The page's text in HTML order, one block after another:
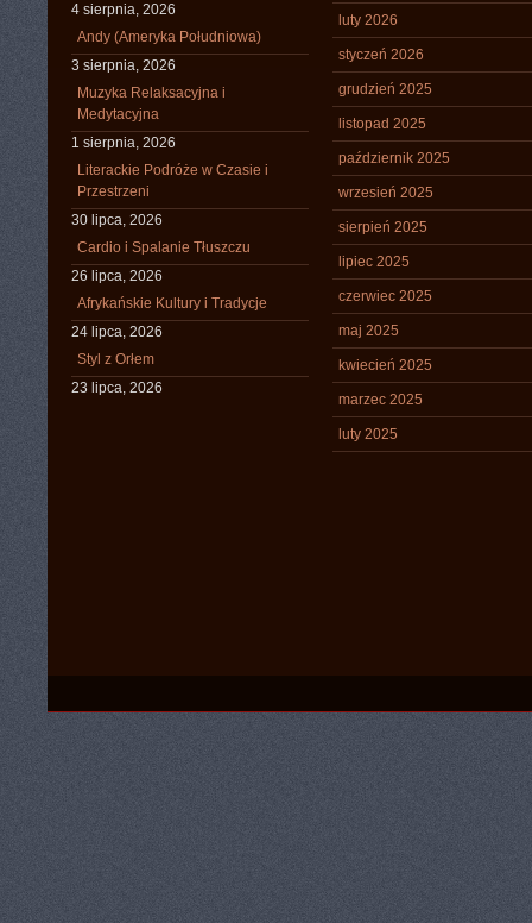
4 sierpnia, 2026
Andy (Ameryka Południowa)
3 sierpnia, 2026
Muzyka Relaksacyjna i
Medytacyjna
1 sierpnia, 2026
Literackie Podróże w Czasie i
Przestrzeni
30 lipca, 2026
Cardio i Spalanie Tłuszczu
26 lipca, 2026
Afrykańskie Kultury i Tradycje
24 lipca, 2026
Styl z Orłem
23 lipca, 2026
luty 2026
styczeń 2026
grudzień 2025
listopad 2025
październik 2025
wrzesień 2025
sierpień 2025
lipiec 2025
czerwiec 2025
maj 2025
kwiecień 2025
marzec 2025
luty 2025